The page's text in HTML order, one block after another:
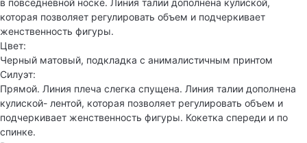
в повседневной носке. Линия талии дополнена кулиской,
которая позволяет регулировать объем и подчеркивает
женственность фигуры.
Цвет:
Черный матовый, подкладка с анималистичным принтом
Силуэт:
Прямой. Линия плеча слегка спущена. Линия талии дополнена
кулиской- лентой, которая позволяет регулировать объем и
подчеркивает женственность фигуры. Кокетка спереди и по
спинке.